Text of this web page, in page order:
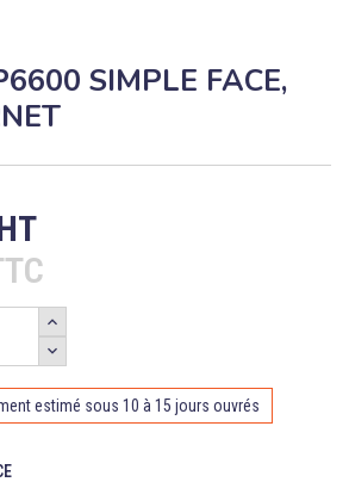
SIMPLE FACE,
estimé sous 10 à 15 jours ouvrés